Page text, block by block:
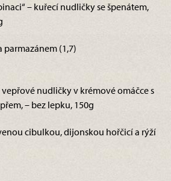
– kuřecí nudličky se špenátem,
(1,7)
vepřové nudličky v krémové omáčce s
– bez lepku, 150g
cibulkou, dijonskou hořčicí a rýží